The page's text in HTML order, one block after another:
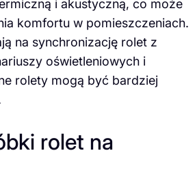
i akustyczną, co może
komfortu w pomieszczeniach.
na synchronizację rolet z
oświetleniowych i
rolety mogą być bardziej
rolet na